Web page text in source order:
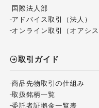
国際法人部
アドバイス取引（法人）
オンライン取引（オアシス
取引ガイド
商品先物取引の仕組み
取扱銘柄一覧
委託者証拠金一覧表